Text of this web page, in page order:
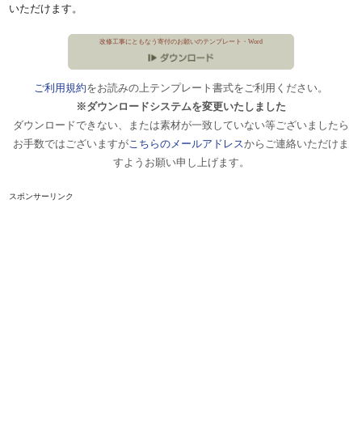
いただけます。
改修工事にともなう寄付のお願いのテンプレート・Word
ご利用規約をお読みの上テンプレート書式をご利用ください。
※ダウンロードシステムを変更いたしました
ダウンロードできない、または素材が一致していない等ございましたら
お手数ではございますがこちらのメールアドレスからご連絡いただけま
すようお願い申し上げます。
スポンサーリンク